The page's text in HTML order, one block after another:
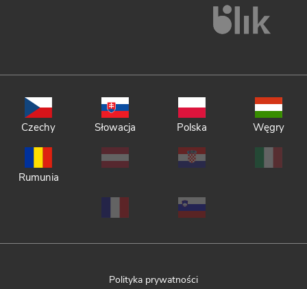
Czechy Słowacja Polska Węgry
Rumunia
Polityka prywatności